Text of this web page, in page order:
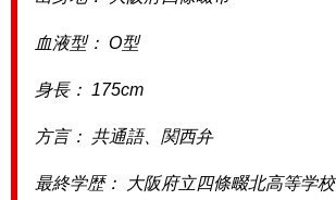
血液型： O型
身長： 175cm
方言： 共通語、関西弁
最終学歴： 大阪府立四條畷北高等学校